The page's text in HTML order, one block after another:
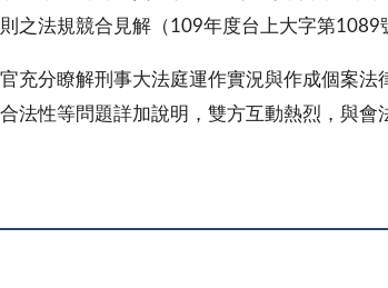
之法規競合見解（109年度台上大字第1089
充分瞭解刑事大法庭運作實況與作成個案法
法性等問題詳加說明，雙方互動熱烈，與會